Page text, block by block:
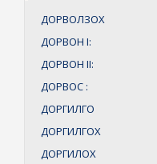
ДОРВОЛЗОХ
ДОРВОН I:
ДОРВОН II:
ДОРВОС :
ДОРГИЛГО
ДОРГИЛГОХ
ДОРГИЛОХ